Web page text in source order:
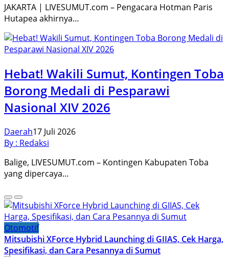
JAKARTA | LIVESUMUT.com – Pengacara Hotman Paris
Hutapea akhirnya…
Hebat! Wakili Sumut, Kontingen Toba
Borong Medali di Pesparawi
Nasional XIV 2026
Daerah17 Juli 2026
By : Redaksi
Balige, LIVESUMUT.com – Kontingen Kabupaten Toba
yang dipercaya…
Otomotif
Mitsubishi XForce Hybrid Launching di GIIAS, Cek Harga,
Spesifikasi, dan Cara Pesannya di Sumut